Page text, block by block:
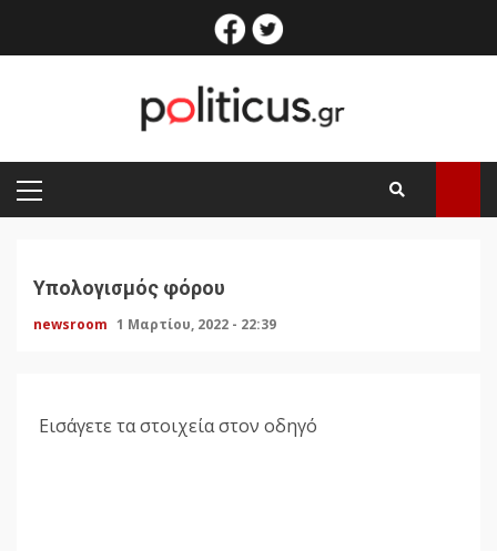
facebook
PRIMARY
MENU
Υπολογισμός φόρου
newsroom 1 Μαρτίου, 2022 - 22:39
Εισάγετε τα στοιχεία στον οδηγό